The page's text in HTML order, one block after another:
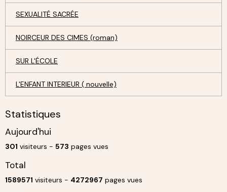
SEXUALITÉ SACRÉE
NOIRCEUR DES CIMES (roman)
SUR L'ÉCOLE
L'ENFANT INTERIEUR ( nouvelle)
Statistiques
Aujourd'hui
301 visiteurs - 573 pages vues
Total
1589571 visiteurs - 4272967 pages vues